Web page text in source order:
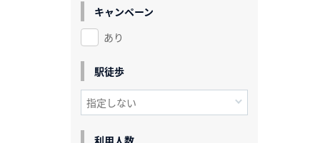
キャンペーン
あり
駅徒歩
利用人数